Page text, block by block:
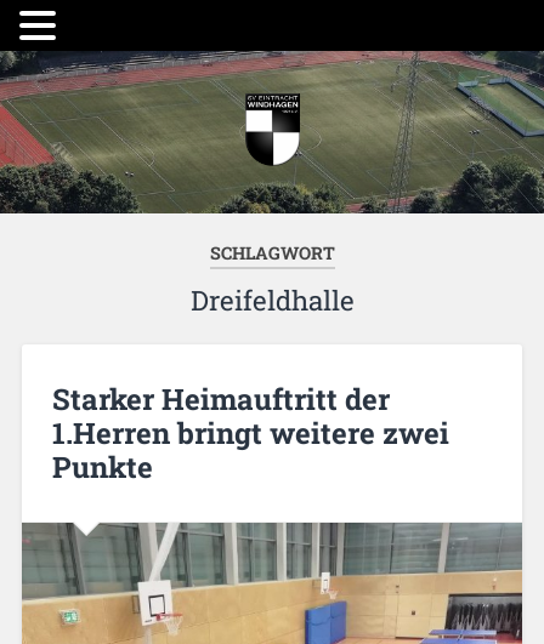
SCHLAGWORT
Dreifeldhalle
Starker Heimauftritt der
1.Herren bringt weitere zwei
Punkte